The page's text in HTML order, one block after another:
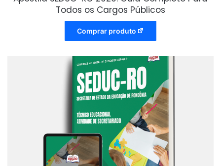
Todos os Cargos Públicos
Comprar produto